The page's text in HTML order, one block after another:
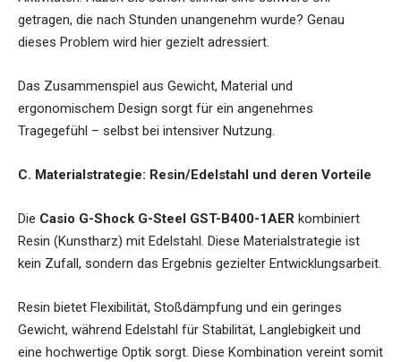
getragen, die nach Stunden unangenehm wurde? Genau
dieses Problem wird hier gezielt adressiert.
Das Zusammenspiel aus Gewicht, Material und
ergonomischem Design sorgt für ein angenehmes
Tragegefühl – selbst bei intensiver Nutzung.
C. Materialstrategie: Resin/Edelstahl und deren Vorteile
Die Casio G-Shock G-Steel GST-B400-1AER kombiniert
Resin (Kunstharz) mit Edelstahl. Diese Materialstrategie ist
kein Zufall, sondern das Ergebnis gezielter Entwicklungsarbeit.
Resin bietet Flexibilität, Stoßdämpfung und ein geringes
Gewicht, während Edelstahl für Stabilität, Langlebigkeit und
eine hochwertige Optik sorgt. Diese Kombination vereint somit